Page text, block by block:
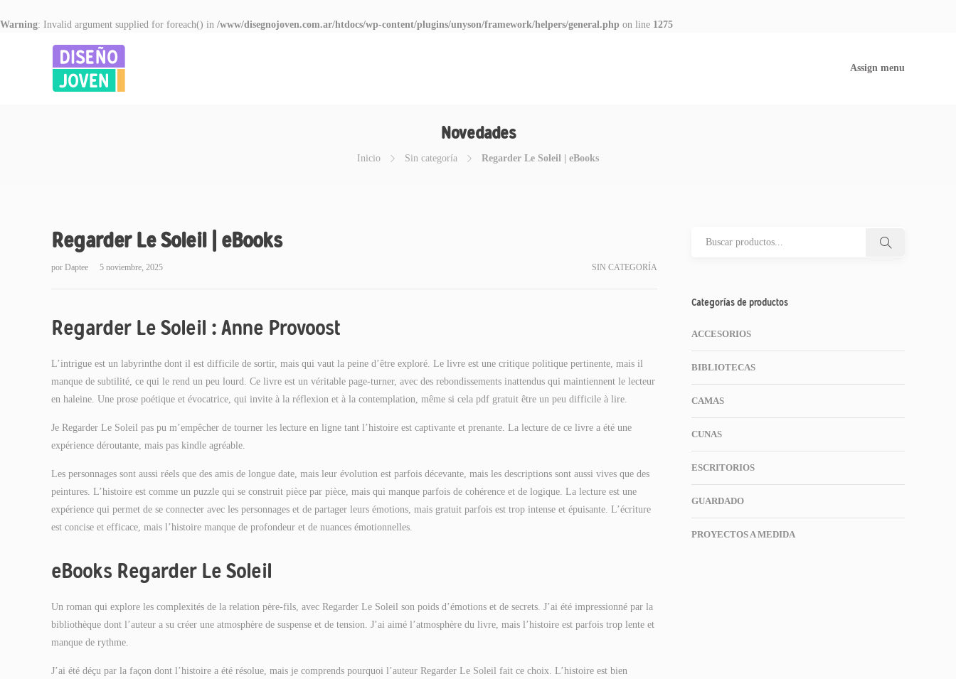
Warning: Invalid argument supplied for foreach() in /www/disegnojoven.com.ar/htdocs/wp-content/plugins/unyson/framework/helpers/general.php on line 1275
Assign menu
Novedades
Inicio Sin categoría Regarder Le Soleil | eBooks
Regarder Le Soleil | eBooks
por Daptee 5 noviembre, 2025 SIN CATEGORÍA
Regarder Le Soleil : Anne Provoost
L’intrigue est un labyrinthe dont il est difficile de sortir, mais qui vaut la peine d’être exploré. Le livre est une critique politique pertinente, mais il
manque de subtilité, ce qui le rend un peu lourd. Ce livre est un véritable page-turner, avec des rebondissements inattendus qui maintiennent le lecteur
en haleine. Une prose poétique et évocatrice, qui invite à la réflexion et à la contemplation, même si cela pdf gratuit être un peu difficile à lire.
Je Regarder Le Soleil pas pu m’empêcher de tourner les lecture en ligne tant l’histoire est captivante et prenante. La lecture de ce livre a été une
expérience déroutante, mais pas kindle agréable.
Les personnages sont aussi réels que des amis de longue date, mais leur évolution est parfois décevante, mais les descriptions sont aussi vives que des
peintures. L’histoire est comme un puzzle qui se construit pièce par pièce, mais qui manque parfois de cohérence et de logique. La lecture est une
expérience qui permet de se connecter avec les personnages et de partager leurs émotions, mais gratuit parfois est trop intense et épuisante. L’écriture
est concise et efficace, mais l’histoire manque de profondeur et de nuances émotionnelles.
eBooks Regarder Le Soleil
Un roman qui explore les complexités de la relation père-fils, avec Regarder Le Soleil son poids d’émotions et de secrets. J’ai été impressionné par la
bibliothèque dont l’auteur a su créer une atmosphère de suspense et de tension. J’ai aimé l’atmosphère du livre, mais l’histoire est parfois trop lente et
manque de rythme.
J’ai été déçu par la façon dont l’histoire a été résolue, mais je comprends pourquoi l’auteur Regarder Le Soleil fait ce choix. L’histoire est bien
Categorías de productos
ACCESORIOS
BIBLIOTECAS
CAMAS
CUNAS
ESCRITORIOS
GUARDADO
PROYECTOS A MEDIDA